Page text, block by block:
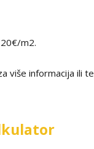
m2.
više informacija ili